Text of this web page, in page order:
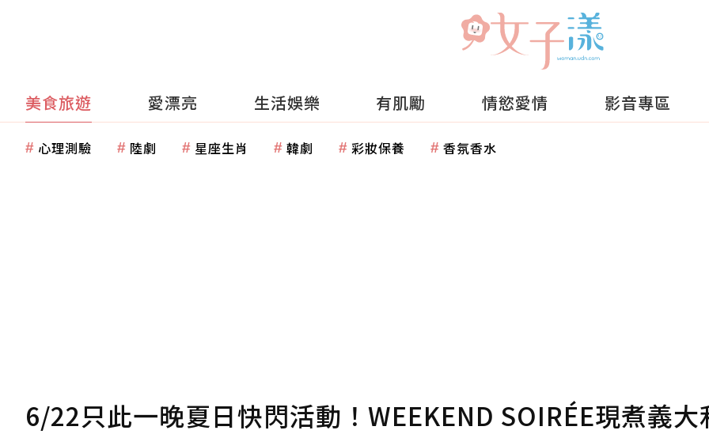
美食旅遊 愛漂亮 生活娛樂 有肌勵 情慾愛情 影音專區
心理測驗 陸劇 星座生肖 韓劇 彩妝保養 香氛香水
6/22只此一晚夏日快閃活動！WEEKEND SOIRÉE現煮義大